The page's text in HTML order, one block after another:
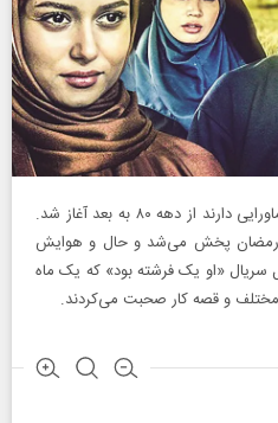
پخش مجموعه‌هایی که رنگ‌وبوی ماورایی دارند از دهه ۸۰ به بعد آغاز شد.
رمضان پخش می‌شد و حال و هوایش
سریال «او یک فرشته بود» که یک ماه
و قصه کار صحبت می‌کردند.